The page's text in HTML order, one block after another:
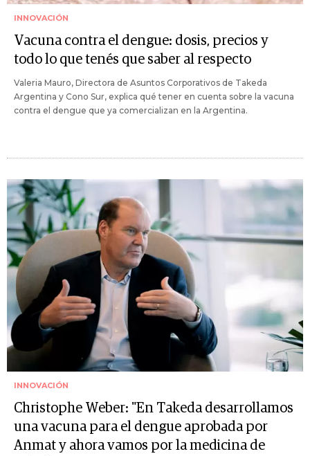
INNOVACIÓN
Vacuna contra el dengue: dosis, precios y
todo lo que tenés que saber al respecto
Valeria Mauro, Directora de Asuntos Corporativos de Takeda
Argentina y Cono Sur, explica qué tener en cuenta sobre la vacuna
contra el dengue que ya comercializan en la Argentina.
INNOVACIÓN
Christophe Weber: "En Takeda desarrollamos
una vacuna para el dengue aprobada por
Anmat y ahora vamos por la medicina de